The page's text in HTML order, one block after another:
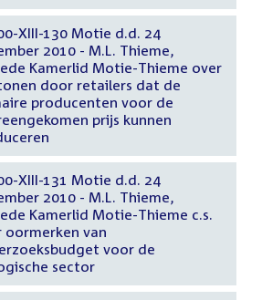
XIII-130 Motie d.d. 24
2010 - M.L. Thieme,
Kamerlid Motie-Thieme over
door retailers dat de
producenten voor de
prijs kunnen
XIII-131 Motie d.d. 24
2010 - M.L. Thieme,
Kamerlid Motie-Thieme c.s.
oormerken van
voor de
sector